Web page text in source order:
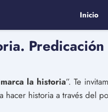
Inicio
Predicación
la historia”. Te
hacer historia a través del